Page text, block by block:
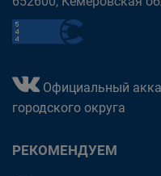
Официальный
городского округа
РЕКОМЕНДУЕМ